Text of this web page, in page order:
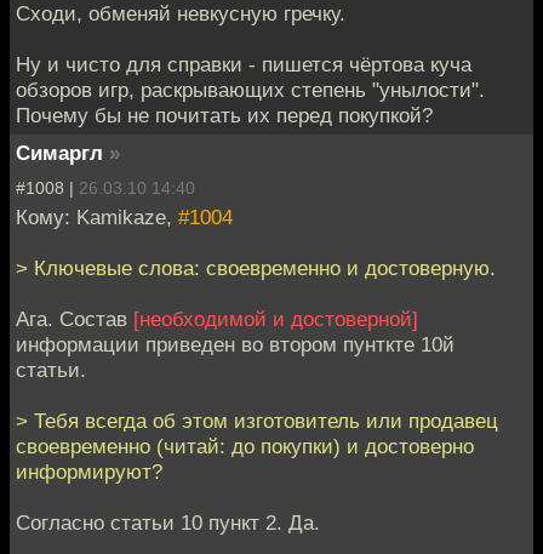
Сходи, обменяй невкусную гречку.
Ну и чисто для справки - пишется чёртова куча
обзоров игр, раскрывающих степень "унылости".
Почему бы не почитать их перед покупкой?
Симаргл »
#1008 | 26.03.10 14:40
Кому: Kamikaze, #1004
> Ключевые слова: своевременно и достоверную.
Ага. Состав [необходимой и достоверной]
информации приведен во втором пунткте 10й
статьи.
> Тебя всегда об этом изготовитель или продавец
своевременно (читай: до покупки) и достоверно
информируют?
Согласно статьи 10 пункт 2. Да.